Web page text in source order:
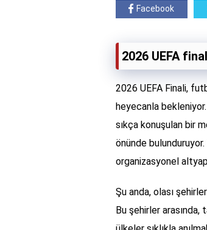
Facebook
2026 UEFA
2026 UEFA Finali,
heyecanla
sıkça konuşulan bir
önünde
organizasyonel
Şu anda, olası
Bu şehirler